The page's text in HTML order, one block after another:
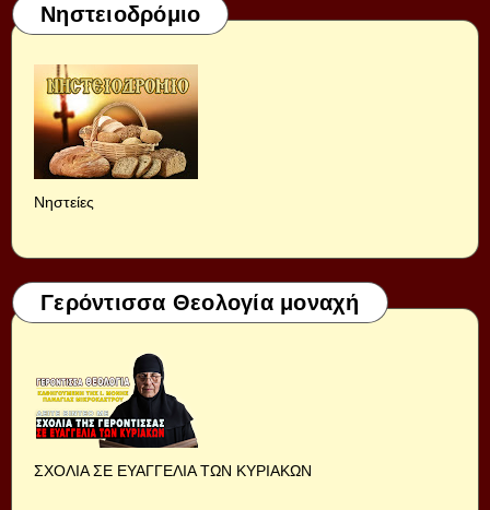
Νηστειοδρόμιο
Νηστείες
Γερόντισσα Θεολογία μοναχή
ΣΧΟΛΙΑ ΣΕ ΕΥΑΓΓΕΛΙΑ ΤΩΝ ΚΥΡΙΑΚΩΝ